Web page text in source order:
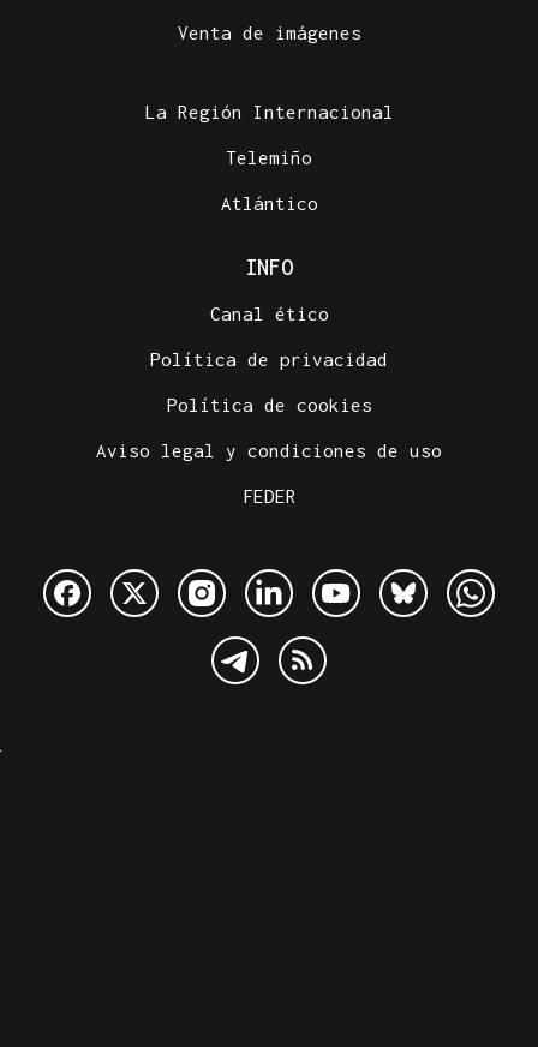
Venta de imágenes
La Región Internacional
Telemiño
Atlántico
INFO
Canal ético
Política de privacidad
Política de cookies
Aviso legal y condiciones de uso
FEDER